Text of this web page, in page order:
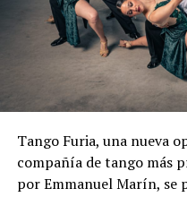
Tango Furia, una nueva
compañía de tango más
por Emmanuel Marín, se